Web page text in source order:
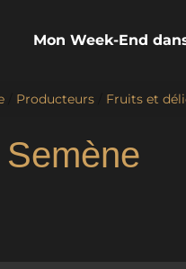
Mon Week-End
Producteurs Fruits et